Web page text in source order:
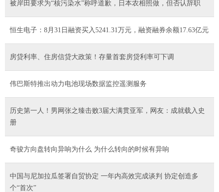
被岸田要求为“核污染水”称呼道歉，日本农相照做，但否认辞职
恒生电子：8月31日融资买入5241.31万元，融资融券余额17.63亿元
房贷利率、住房信贷大政策！存量首套房贷利率可下调
伟巴斯特推出动力电池现场数据监控遥测服务
历史第一人！男网张之臻击败3届大满贯亚军，网友：成就载入史
册
奇骏方向盘转向异响为什么 为什么转向的时候有异响
中国与尼加拉瓜签署自贸协定 一年内高效完成谈判 协定创造多
个“首次”